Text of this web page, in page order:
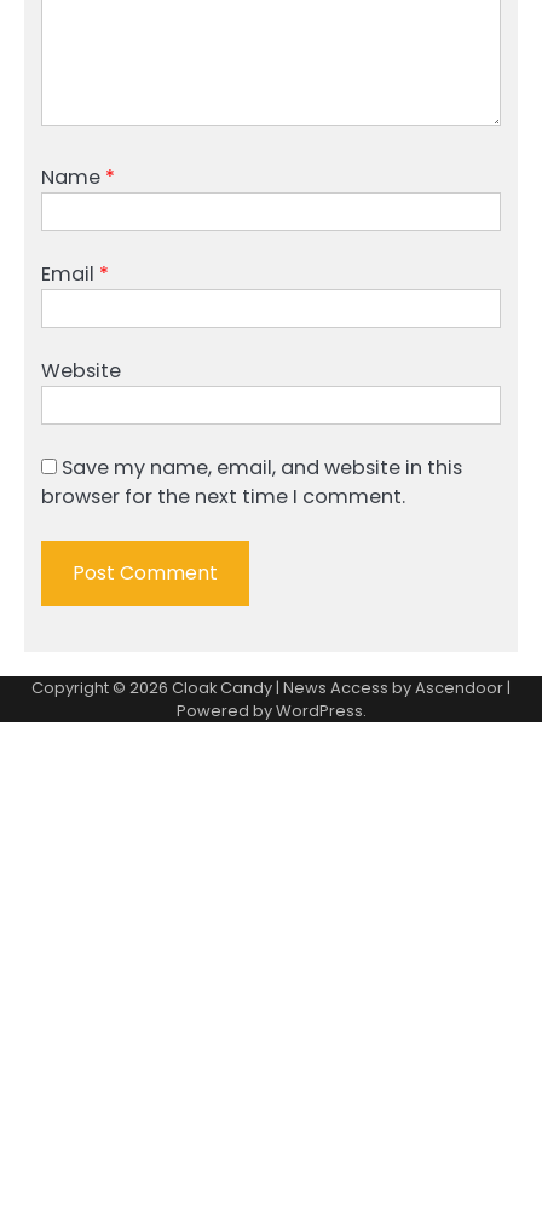
Name *
Email *
Website
Save my name, email, and website in this
browser for the next time I comment.
Copyright © 2026 Cloak Candy | News Access byAscendoor |
Powered byWordPress.